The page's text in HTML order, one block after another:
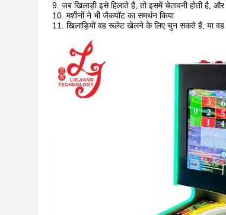
जब खिलाड़ी इसे हिलाते हैं, तो इसमें चेतावनी होती है,
मशीनों ने भी जैकपॉट का समर्थन किया
खिलाड़ियों वह रूलेट खेलने के लिए चुन सकते हैं, या